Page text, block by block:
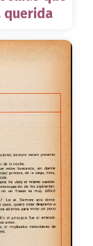
querida